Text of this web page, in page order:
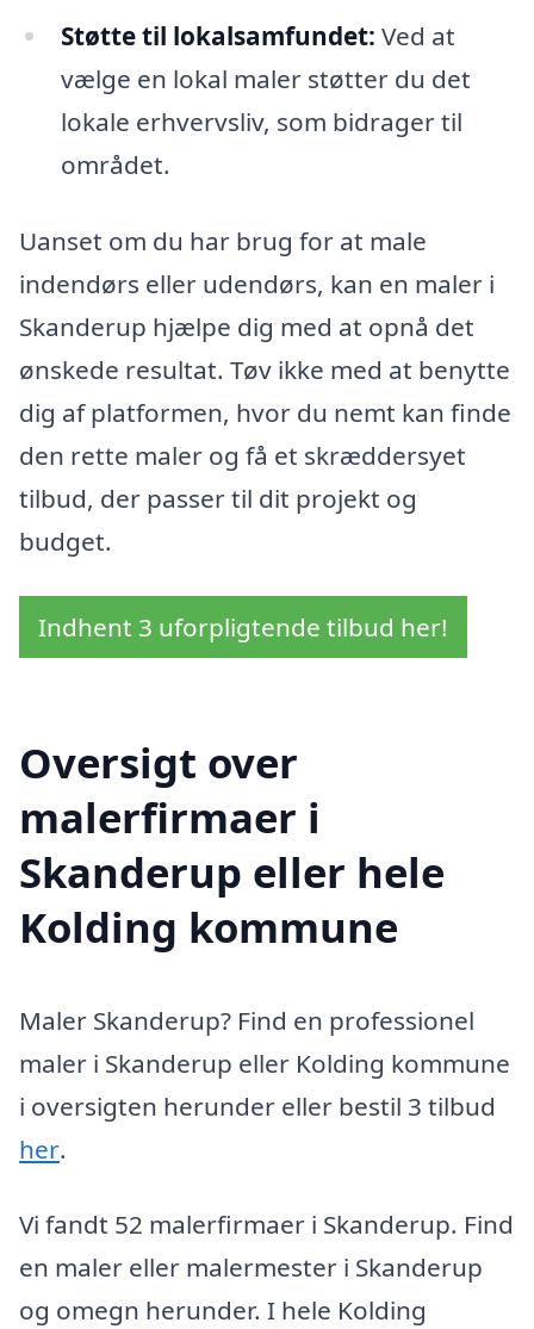
Støtte til lokalsamfundet: Ved at
vælge en lokal maler støtter du det
lokale erhvervsliv, som bidrager til
området.
Uanset om du har brug for at male
indendørs eller udendørs, kan en maler i
Skanderup hjælpe dig med at opnå det
ønskede resultat. Tøv ikke med at benytte
dig af platformen, hvor du nemt kan finde
den rette maler og få et skræddersyet
tilbud, der passer til dit projekt og
budget.
Indhent 3 uforpligtende tilbud her!
Oversigt over
malerfirmaer i
Skanderup eller hele
Kolding kommune
Maler Skanderup? Find en professionel
maler i Skanderup eller Kolding kommune
i oversigten herunder eller bestil 3 tilbud
her.
Vi fandt 52 malerfirmaer i Skanderup. Find
en maler eller malermester i Skanderup
og omegn herunder. I hele Kolding